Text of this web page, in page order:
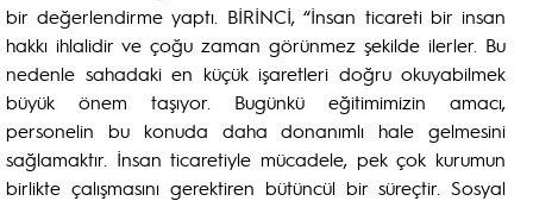
bir değerlendirme yaptı. BİRİNCİ, “İnsan ticareti bir insan
hakkı ihlalidir ve çoğu zaman görünmez şekilde ilerler. Bu
nedenle sahadaki en küçük işaretleri doğru okuyabilmek
büyük önem taşıyor. Bugünkü eğitimimizin amacı,
personelin bu konuda daha donanımlı hale gelmesini
sağlamaktır. İnsan ticaretiyle mücadele, pek çok kurumun
birlikte çalışmasını gerektiren bütüncül bir süreçtir. Sosyal